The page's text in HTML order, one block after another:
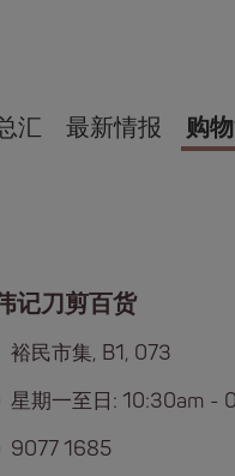
汇 最新情报 购
记刀剪百货
裕民市集, B1, 073
星期一至日: 10:30am -
9077 1685